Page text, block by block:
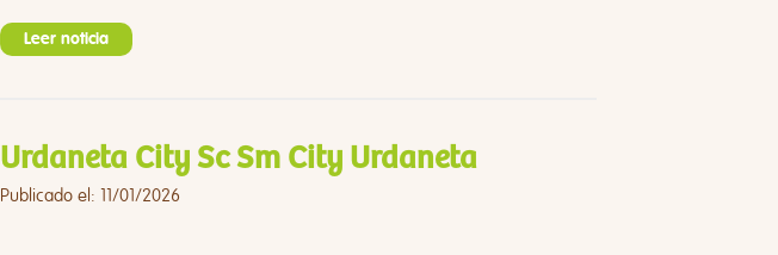
Leer noticia
Urdaneta City Sc Sm City Urdaneta
Publicado el: 11/01/2026